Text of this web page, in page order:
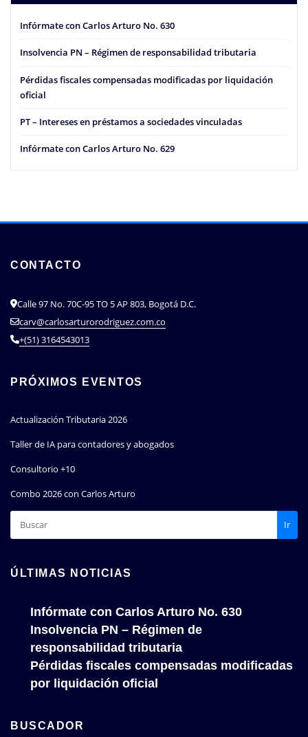
Infórmate con Carlos Arturo No. 630
Insolvencia PN – Régimen de responsabilidad tributaria
Pérdidas fiscales compensadas modificadas por liquidación
oficial
PT – Intereses en préstamos a sociedades vinculadas
Infórmate con Carlos Arturo No. 629
CONTACTO
Calle 97 No. 70C-95 TO 5 AP 803, Bogotá D.C.
carv@carlosarturorodriguez.com.co
+(51) 3164543013
PRÓXIMOS EVENTOS
Actualización Tributaria 2026
Taller de IA para contadores y abogados
Consultorio +10
Combo 2026 con Carlos Arturo
Ir
ÚLTIMAS NOTICIAS
Infórmate con Carlos Arturo No. 630
Insolvencia PN – Régimen de
responsabilidad tributaria
Pérdidas fiscales compensadas modificadas
por liquidación oficial
BUSCADOR